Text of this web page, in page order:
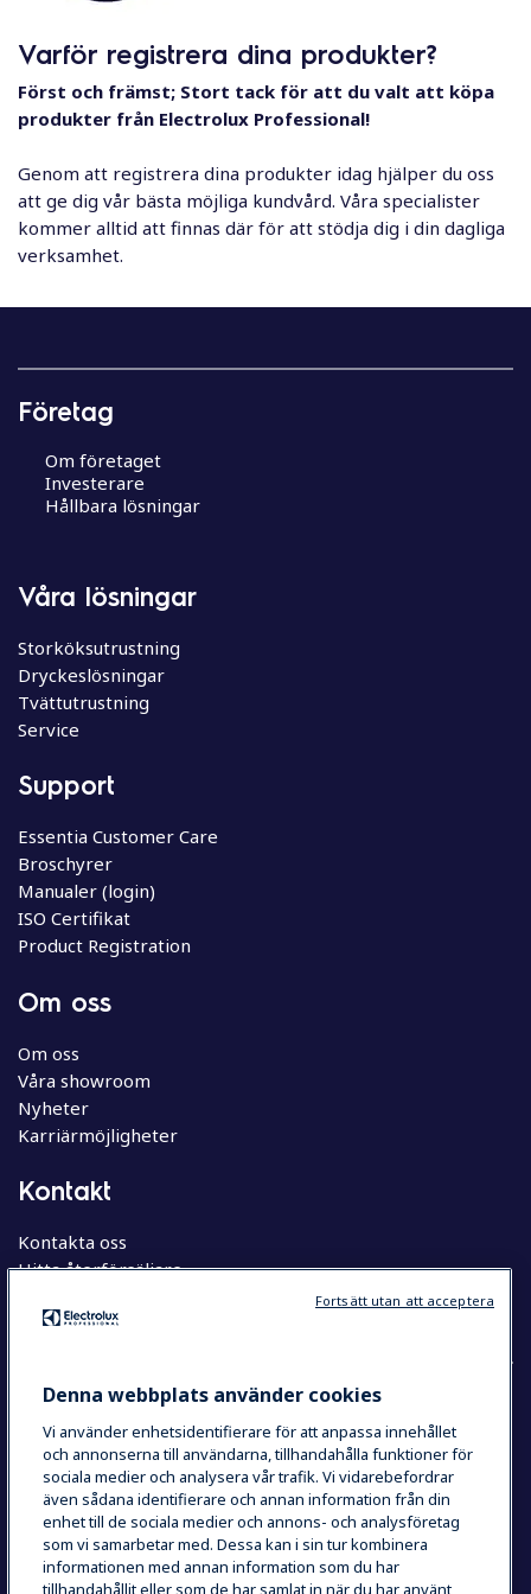
Varför registrera dina produkter?
Först och främst; Stort tack för att du valt att köpa
produkter från Electrolux Professional!
Genom att registrera dina produkter idag hjälper du oss
att ge dig vår bästa möjliga kundvård. Våra specialister
kommer alltid att finnas där för att stödja dig i din dagliga
verksamhet.
Företag
Om företaget
Investerare
Hållbara lösningar
Våra lösningar
Storköksutrustning
Dryckeslösningar
Tvättutrustning
Service
Support
Essentia Customer Care
Broschyrer
Manualer (login)
ISO Certifikat
Product Registration
Om oss
Om oss
Våra showroom
Nyheter
Karriärmöjligheter
Kontakt
Kontakta oss
Hitta återförsäljare
COUNTRY AND LANGUAGE
YOUR SELECTION: SVERIGE
Integritetspolicy
Cookie Policy
Användarvillkor
Denna webbplats använder cookies
Vi använder enhetsidentifierare för att anpassa innehållet
och annonserna till användarna, tillhandahålla funktioner för
sociala medier och analysera vår trafik. Vi vidarebefordrar
även sådana identifierare och annan information från din
enhet till de sociala medier och annons- och analysföretag
som vi samarbetar med. Dessa kan i sin tur kombinera
informationen med annan information som du har
tillhandahållit eller som de har samlat in när du har använt
Fortsätt utan att acceptera